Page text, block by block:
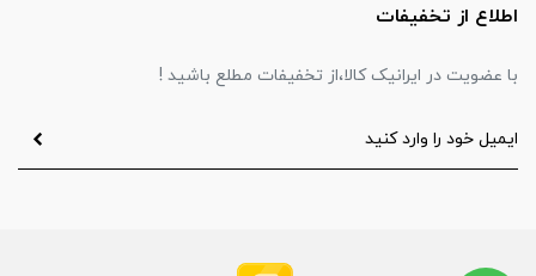
اطلاع از تخفیفات
با عضویت در ایرانیک کالا،از تخفیفات مطلع باشید !